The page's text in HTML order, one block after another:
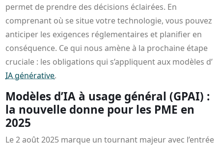
permet de prendre des décisions éclairées. En
comprenant où se situe votre technologie, vous pouvez
anticiper les exigences réglementaires et planifier en
conséquence. Ce qui nous amène à la prochaine étape
cruciale : les obligations qui s’appliquent aux modèles d’
IA générative.
Modèles d’IA à usage général (GPAI) :
la nouvelle donne pour les PME en
2025
Le 2 août 2025 marque un tournant majeur avec l’entrée